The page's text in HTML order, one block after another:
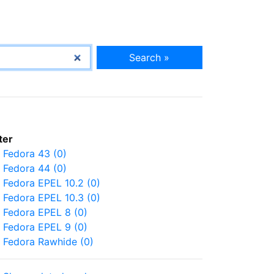
Search »
Fedora 43 (0)
Fedora 44 (0)
Fedora EPEL 10.2 (0)
Fedora EPEL 10.3 (0)
Fedora EPEL 8 (0)
Fedora EPEL 9 (0)
Fedora Rawhide (0)